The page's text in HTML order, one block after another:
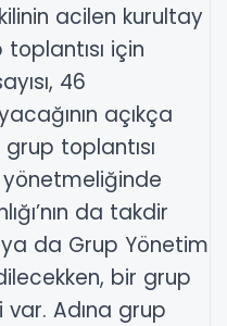
acilen kurultay
için
46
açıkça
toplantısı
yönetmeliğinde
da takdir
da Grup Yönetim
bir grup
var. Adına grup